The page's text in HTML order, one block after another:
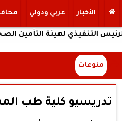
الأخبار عربي ودولي
لهيئة التأمين الصحي
منوعات
تدريسيو كلية طب